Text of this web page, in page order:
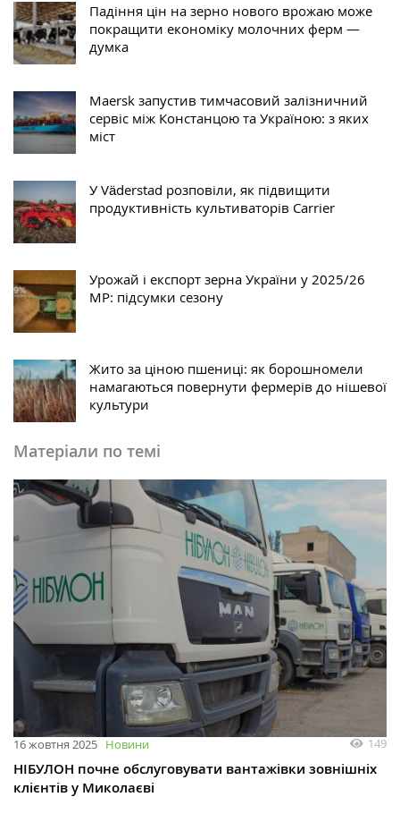
Падіння цін на зерно нового врожаю може
покращити економіку молочних ферм —
думка
Maersk запустив тимчасовий залізничний
сервіс між Констанцою та Україною: з яких
міст
У Väderstad розповіли, як підвищити
продуктивність культиваторів Carrier
Урожай і експорт зерна України у 2025/26
МР: підсумки сезону
Жито за ціною пшениці: як борошномели
намагаються повернути фермерів до нішевої
культури
Матеріали по темі
16 жовтня 2025 Новини 149
НІБУЛОН почне обслуговувати вантажівки зовнішніх
клієнтів у Миколаєві